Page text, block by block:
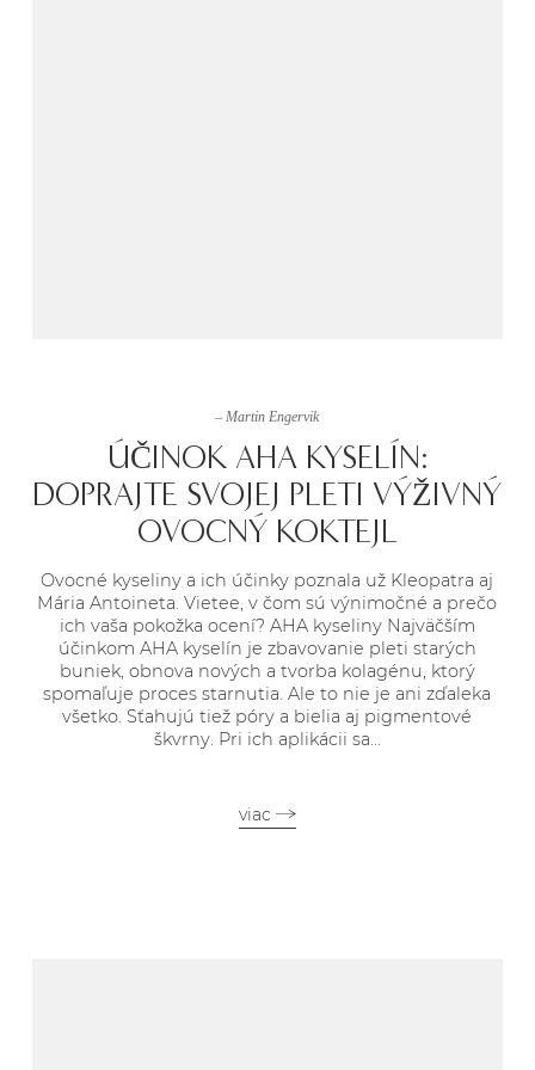
– Martin Engervik
ÚČINOK AHA KYSELÍN:
DOPRAJTE SVOJEJ PLETI VÝŽIVNÝ
OVOCNÝ KOKTEJL
Ovocné kyseliny a ich účinky poznala už Kleopatra aj
Mária Antoineta. Vietee, v čom sú výnimočné a prečo
ich vaša pokožka ocení? AHA kyseliny Najväčším
účinkom AHA kyselín je zbavovanie pleti starých
buniek, obnova nových a tvorba kolagénu, ktorý
spomaľuje proces starnutia. Ale to nie je ani zďaleka
všetko. Sťahujú tiež póry a bielia aj pigmentové
škvrny. Pri ich aplikácii sa...
viac